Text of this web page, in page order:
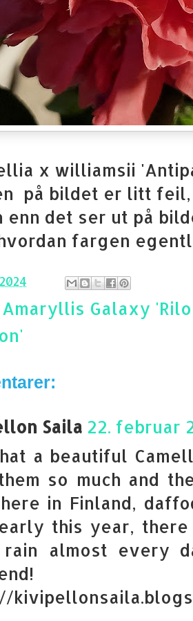
x williamsii
på bildet er litt
enn det ser ut på
fargen
Amaryllis Galaxy
Saila 22. februar
a beautiful
so much and
in Finland,
this year, there
rain almost every